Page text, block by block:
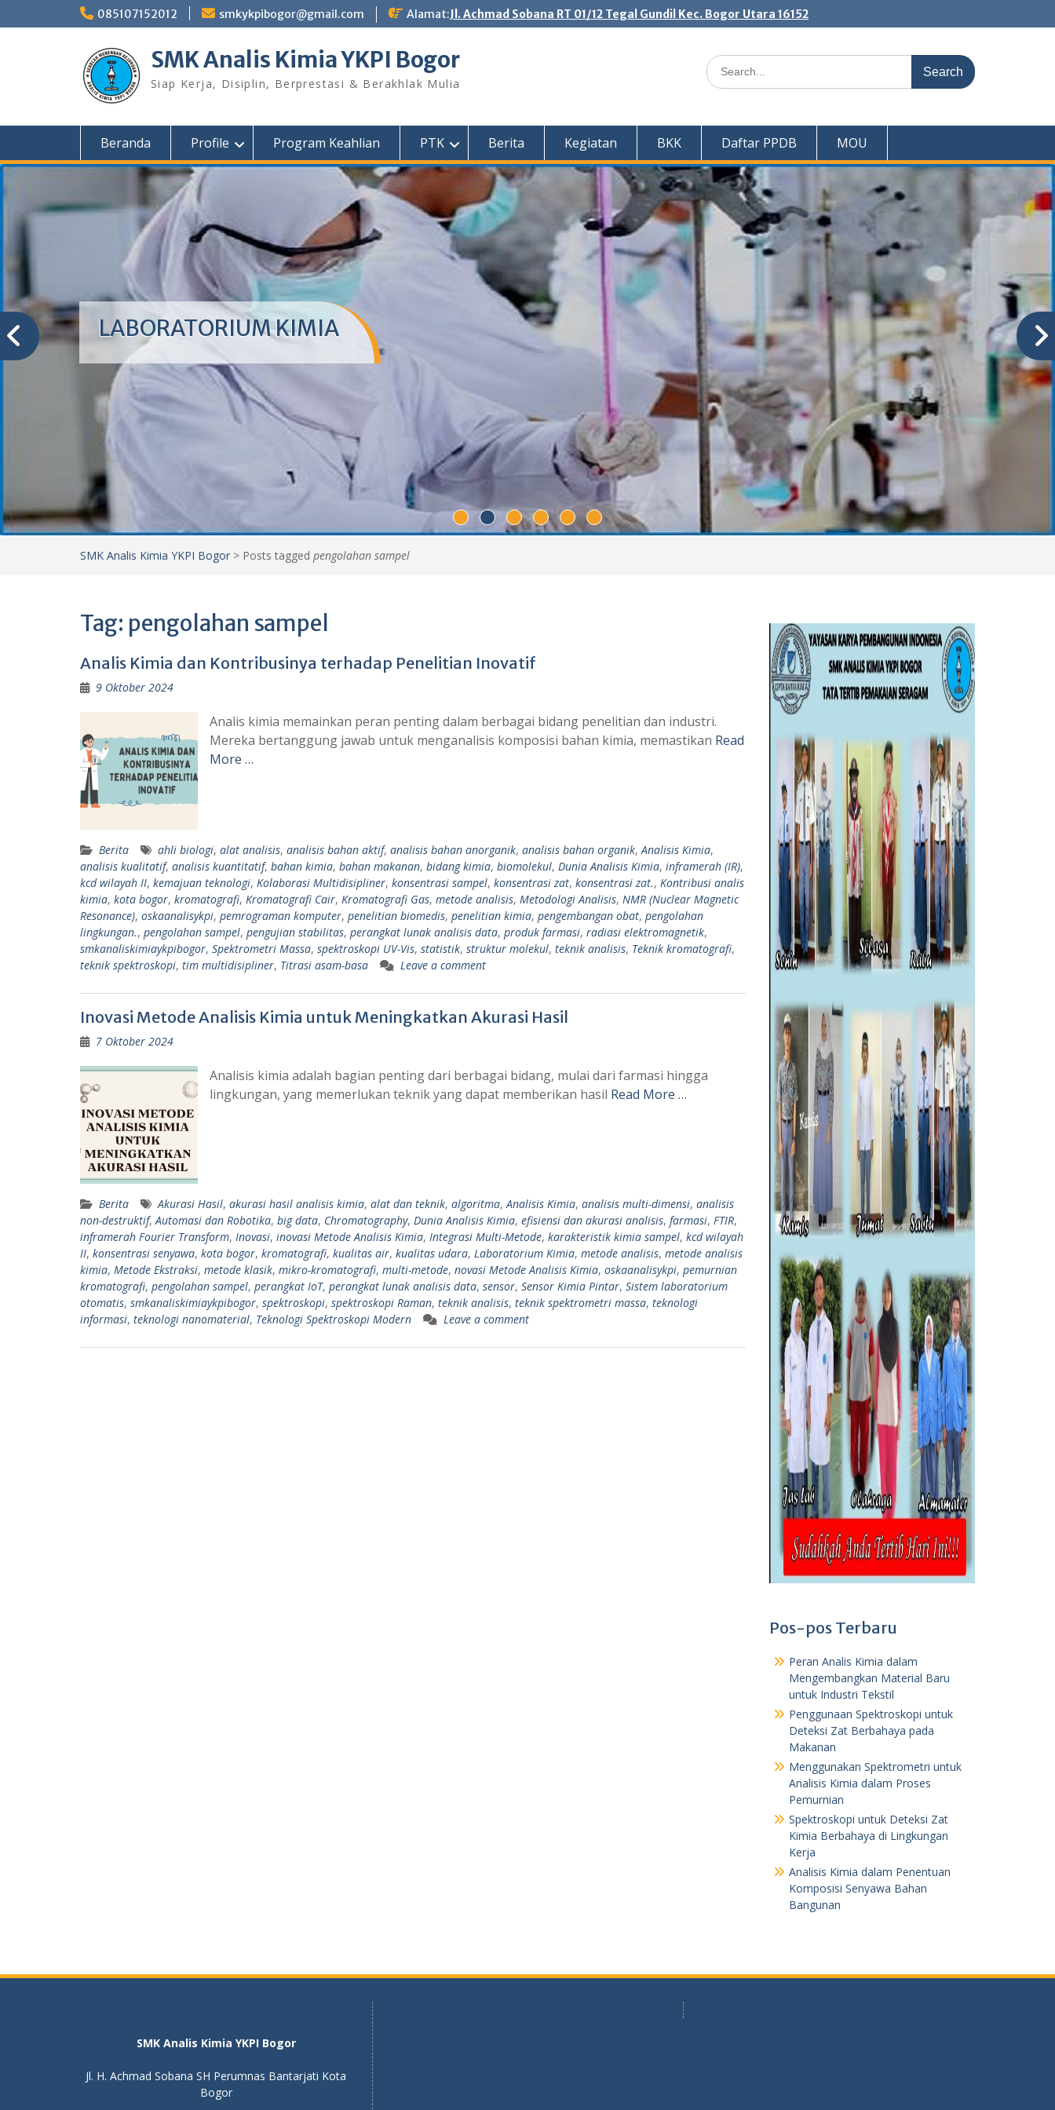
to
085107152012 smkykpibogor@gmail.com Alamat:Jl. Achmad Sobana RT 01/12 Tegal Gundil Kec. Bogor Utara 16152
SMK Analis Kimia YKPI Bogor
Siap Kerja, Disiplin, Berprestasi & Berakhlak Mulia
Search
for:
Beranda Profile Program Keahlian PTK Berita Kegiatan BKK Daftar PPDB MOU
LABORATORIUM KIMIA
SMK Analis Kimia YKPI Bogor > Posts tagged pengolahan sampel
Tag: pengolahan sampel
Analis Kimia dan Kontribusinya terhadap Penelitian Inovatif
9 Oktober 2024
Analis kimia memainkan peran penting dalam berbagai bidang penelitian dan industri.
Mereka bertanggung jawab untuk menganalisis komposisi bahan kimia, memastikan Read
More …
Berita ahli biologi, alat analisis, analisis bahan aktif, analisis bahan anorganik, analisis bahan organik, Analisis Kimia,
analisis kualitatif, analisis kuantitatif, bahan kimia, bahan makanan, bidang kimia, biomolekul, Dunia Analisis Kimia, inframerah (IR),
kcd wilayah II, kemajuan teknologi, Kolaborasi Multidisipliner, konsentrasi sampel, konsentrasi zat, konsentrasi zat., Kontribusi analis
kimia, kota bogor, kromatografi, Kromatografi Cair, Kromatografi Gas, metode analisis, Metodologi Analisis, NMR (Nuclear Magnetic
Resonance), oskaanalisykpi, pemrograman komputer, penelitian biomedis, penelitian kimia, pengembangan obat, pengolahan
lingkungan., pengolahan sampel, pengujian stabilitas, perangkat lunak analisis data, produk farmasi, radiasi elektromagnetik,
smkanaliskimiaykpibogor, Spektrometri Massa, spektroskopi UV-Vis, statistik, struktur molekul, teknik analisis, Teknik kromatografi,
teknik spektroskopi, tim multidisipliner, Titrasi asam-basa Leave a comment
Inovasi Metode Analisis Kimia untuk Meningkatkan Akurasi Hasil
7 Oktober 2024
Analisis kimia adalah bagian penting dari berbagai bidang, mulai dari farmasi hingga
lingkungan, yang memerlukan teknik yang dapat memberikan hasil Read More …
Berita Akurasi Hasil, akurasi hasil analisis kimia, alat dan teknik, algoritma, Analisis Kimia, analisis multi-dimensi, analisis
non-destruktif, Automasi dan Robotika, big data, Chromatography, Dunia Analisis Kimia, efisiensi dan akurasi analisis, farmasi, FTIR,
inframerah Fourier Transform, Inovasi, inovasi Metode Analisis Kimia, Integrasi Multi-Metode, karakteristik kimia sampel, kcd wilayah
II, konsentrasi senyawa, kota bogor, kromatografi, kualitas air, kualitas udara, Laboratorium Kimia, metode analisis, metode analisis
kimia, Metode Ekstraksi, metode klasik, mikro-kromatografi, multi-metode, novasi Metode Analisis Kimia, oskaanalisykpi, pemurnian
kromatografi, pengolahan sampel, perangkat IoT, perangkat lunak analisis data, sensor, Sensor Kimia Pintar, Sistem laboratorium
otomatis, smkanaliskimiaykpibogor, spektroskopi, spektroskopi Raman, teknik analisis, teknik spektrometri massa, teknologi
informasi, teknologi nanomaterial, Teknologi Spektroskopi Modern Leave a comment
Pos-pos Terbaru
Peran Analis Kimia dalam
Mengembangkan Material Baru
untuk Industri Tekstil
Penggunaan Spektroskopi untuk
Deteksi Zat Berbahaya pada
Makanan
Menggunakan Spektrometri untuk
Analisis Kimia dalam Proses
Pemurnian
Spektroskopi untuk Deteksi Zat
Kimia Berbahaya di Lingkungan
Kerja
Analisis Kimia dalam Penentuan
Komposisi Senyawa Bahan
Bangunan
SMK Analis Kimia YKPI Bogor
Jl. H. Achmad Sobana SH Perumnas Bantarjati Kota
Bogor